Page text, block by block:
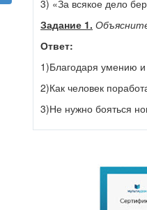
3) «За всякое дело
Задание 1.
Ответ:
1)Благодаря умению и
2)Как человек
3)Не нужно бояться
Ключ оценивания.